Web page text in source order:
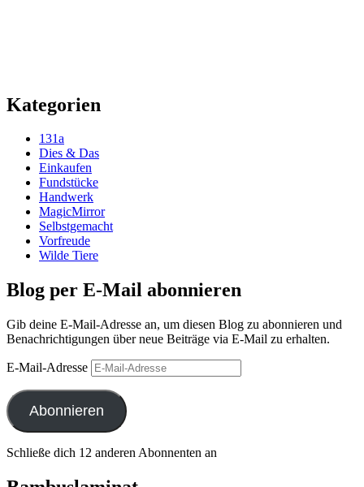
Kategorien
131a
Dies & Das
Einkaufen
Fundstücke
Handwerk
MagicMirror
Selbstgemacht
Vorfreude
Wilde Tiere
Blog per E-Mail abonnieren
Gib deine E-Mail-Adresse an, um diesen Blog zu abonnieren und
Benachrichtigungen über neue Beiträge via E-Mail zu erhalten.
E-Mail-Adresse
Abonnieren
Schließe dich 12 anderen Abonnenten an